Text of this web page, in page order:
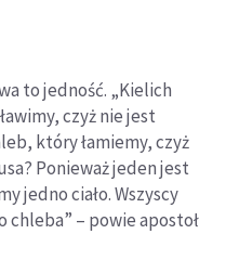
to jedność. „Kielich
czyż nie jest
który łamiemy, czyż
Ponieważ jeden jest
jedno ciało. Wszyscy
chleba” – powie apostoł